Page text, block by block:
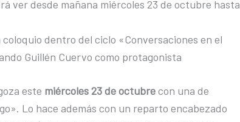
ver desde mañana miércoles 23 de octubre hasta
dentro del ciclo «Conversaciones en el
Guillén Cuervo como protagonista
este miércoles 23 de octubrecon una de
Lo hace además con un reparto encabezado